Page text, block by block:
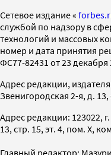
Cетевое издание «
службой по надзору в
технологий и массовых
номер и дата принятия
ФС77-82431 от 23 декабря
Адрес редакции,
Звенигородская 2-я, д. 13,
Адрес редакции: 123022,
13, стр. 15, эт. 4, пом. X,
Главный редактор: